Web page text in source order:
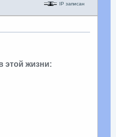
IP записан
этой жизни: